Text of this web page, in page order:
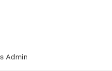
Admin